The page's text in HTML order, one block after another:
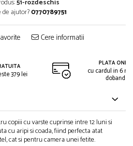
51-rozdeschis
ajutor?0770789751
Cere informatii
379 lei
PLATA
cu cardul in 6
dobanda
copiii cu varste cuprinse intre 12 luni si
cu aripi si coada, fiind perfecta atat
cat si pentru camera unei fetite.